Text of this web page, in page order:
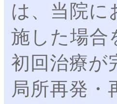
は、当院に
施した場合
初回治療が
局所再発・